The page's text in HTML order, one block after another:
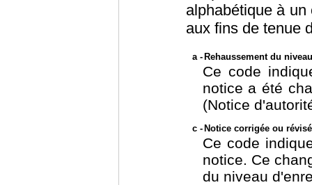
alphabétique à
aux fins de tenue
a - Rehaussement du
Ce code
notice a été
(Notice
c - Notice corrigée ou
Ce code
notice. Ce
du niveau